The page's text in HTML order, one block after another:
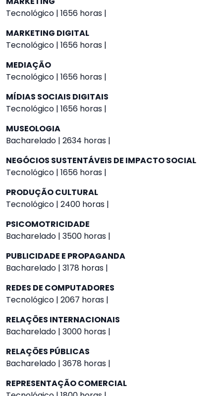
Tecnológico | 1656 horas |
MARKETING DIGITAL
Tecnológico | 1656 horas |
MEDIAÇÃO
Tecnológico | 1656 horas |
MÍDIAS SOCIAIS DIGITAIS
Tecnológico | 1656 horas |
MUSEOLOGIA
Bacharelado | 2634 horas |
NEGÓCIOS SUSTENTÁVEIS DE IMPACTO SOCIAL
Tecnológico | 1656 horas |
PRODUÇÃO CULTURAL
Tecnológico | 2400 horas |
PSICOMOTRICIDADE
Bacharelado | 3500 horas |
PUBLICIDADE E PROPAGANDA
Bacharelado | 3178 horas |
REDES DE COMPUTADORES
Tecnológico | 2067 horas |
RELAÇÕES INTERNACIONAIS
Bacharelado | 3000 horas |
RELAÇÕES PÚBLICAS
Bacharelado | 3678 horas |
REPRESENTAÇÃO COMERCIAL